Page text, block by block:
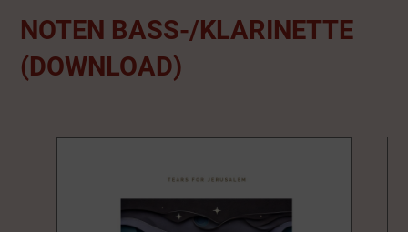
NOTEN BASS-/KLARINETTE
(DOWNLOAD)